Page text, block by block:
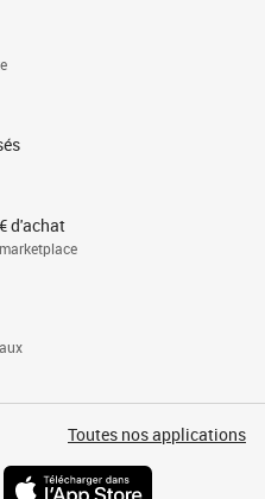
d'achat
Toutes nos applications